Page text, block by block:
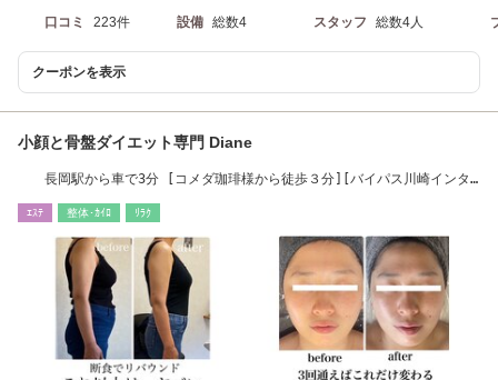
口コミ 223件 設備 総数4 スタッフ 総数4人
クーポンを表示
小顔と骨盤ダイエット専門 Diane
長岡駅から車で3分 [コメダ珈琲様から徒歩３分][バイパス川崎インタ
ｴｽﾃ 整体･ｶｲﾛ ﾘﾗｸ